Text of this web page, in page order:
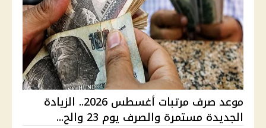
موعد صرف مرتبات أغسطس 2026.. الزيادة
الجديدة مستمرة والصرف يوم 23 والح...